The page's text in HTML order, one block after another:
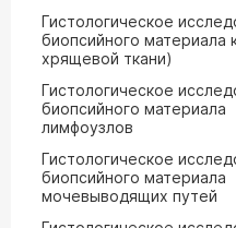
Гистологическое
биопсийного материала
хрящевой ткани)
Гистологическое
биопсийного материала
лимфоузлов
Гистологическое
биопсийного материала
мочевыводящих путей